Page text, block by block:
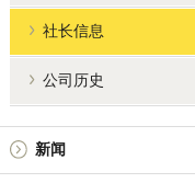
社长信息
公司历史
新闻